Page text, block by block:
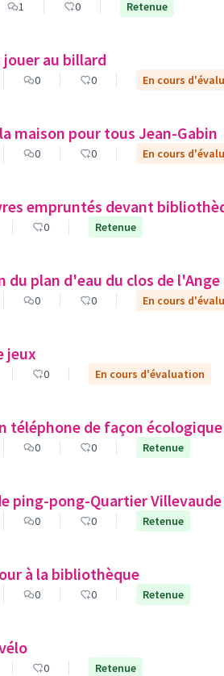
1 0 Retenue
au billard
0 0 En cours
pour tous Jean-Gabin
0 0 En cours
empruntés devant
0 Retenue
plan d'eau du clos de l'Ange
0 0 En cours
jeux
0 En cours d'évaluation
de façon écologique
0 0 Retenue
pong-Quartier Villevaude
0 0 Retenue
à la bibliothèque
0 0 Retenue
0 Retenue